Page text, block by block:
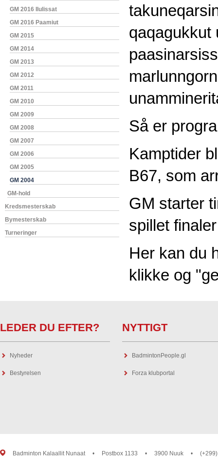
GM 2016 Ilulissat
GM 2016 Paamiut
GM 2015
GM 2014
GM 2013
GM 2012
GM 2011
GM 2010
GM 2009
GM 2008
GM 2007
GM 2006
GM 2005
GM 2004
GM-hold
Kredsmesterskab
Bymesterskab
Turneringer
qaqagukkut
Så er
Kamptider
B67, som
GM starter
spillet
Her kan du
klikke og
LEDER DU EFTER?
Nyheder
Bestyrelsen
NYTTIGT
BadmintonPeople.gl
Forza klubportal
Badminton Kalaallit Nunaat • Postbox 1133 • 3900 Nuuk •